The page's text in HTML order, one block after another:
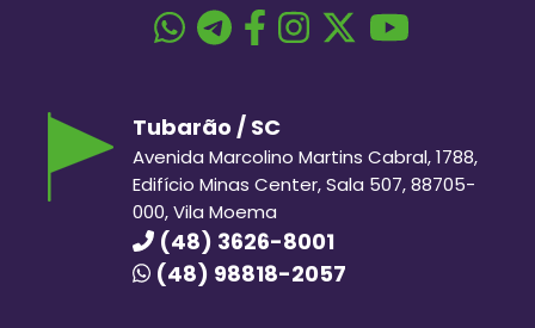
Tubarão / SC
Avenida Marcolino Martins Cabral, 1788,
Edifício Minas Center, Sala 507, 88705-
000, Vila Moema
(48) 3626-8001
(48) 98818-2057